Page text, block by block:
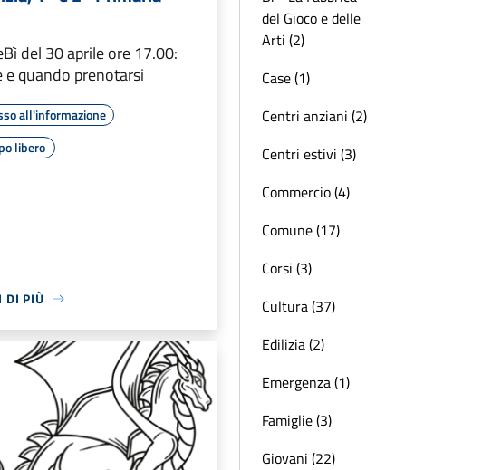
del 30 aprile ore 17.00:
e quando prenotarsi
all'informazione
libero
DI PIÙ
del Gioco e delle
Arti (2)
Case (1)
Centri anziani (2)
Centri estivi (3)
Commercio (4)
Comune (17)
Corsi (3)
Cultura (37)
Edilizia (2)
Emergenza (1)
Famiglie (3)
Giovani (22)